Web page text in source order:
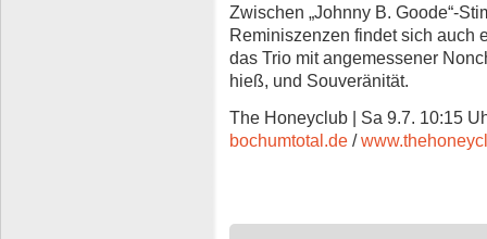
Zwischen „Johnny B. Goode“-
Reminiszenzen findet sich auch
das Trio mit angemessener
hieß, und Souveränität.
The Honeyclub | Sa 9.7. 10:15
bochumtotal.de /